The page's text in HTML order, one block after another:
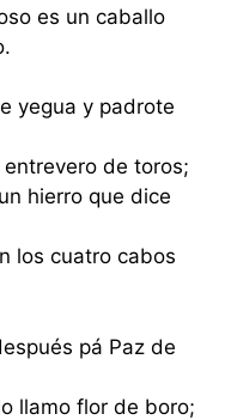
es un caballo
yegua y padrote
de toros;
hierro que dice
los cuatro cabos
pá Paz de
llamo flor de boro;